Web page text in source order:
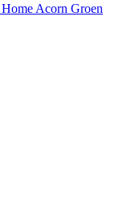
Acorn Groen